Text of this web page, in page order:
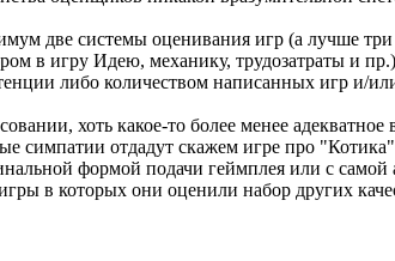
две системы оценивания игр (а лучше
в игру Идею, механику, трудозатраты и
либо количеством написанных игр и/
хоть какое-то более менее адекватное
симпатии отдадут скажем игре про
формой подачи геймплея или с самой
в которых они оценили набор других